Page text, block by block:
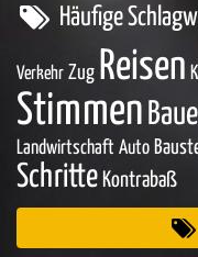
Häufige
Verkehr Zug Reisen
Stimmen
Landwirtschaft Auto
Schritte Kontrabaß